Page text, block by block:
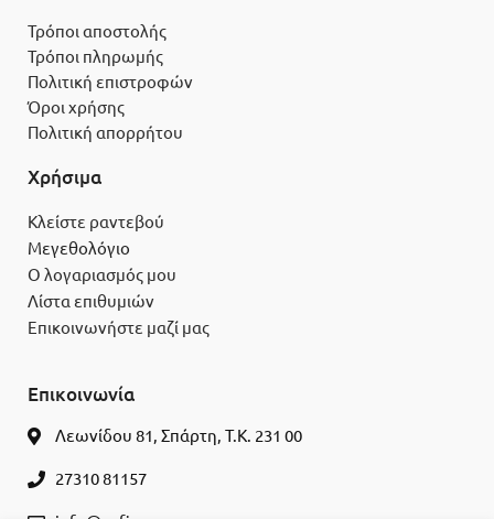
Τρόποι αποστολής
Τρόποι πληρωμής
Πολιτική επιστροφών
Όροι χρήσης
Πολιτική απορρήτου
Χρήσιμα
Κλείστε ραντεβού
Μεγεθολόγιο
Ο λογαριασμός μου
Λίστα επιθυμιών
Επικοινωνήστε μαζί μας
Επικοινωνία
Λεωνίδου 81, Σπάρτη, Τ.Κ. 231 00
27310 81157